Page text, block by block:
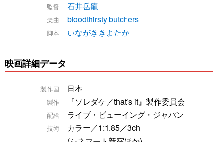
監督 石井岳龍
楽曲 bloodthirsty butchers
脚本 いながききよたか
映画詳細データ
製作国 日本
製作 『ソレダケ／that’s it』製作委員会
配給 ライブ・ビューイング・ジャパン
技術
カラー／1:1.85／3ch